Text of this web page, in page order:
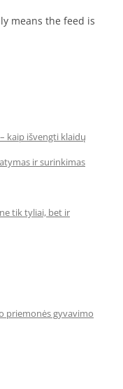
means the feed is
kaip išvengti klaidų
ir surinkimas
tik tyliai, bet ir
priemonės gyvavimo